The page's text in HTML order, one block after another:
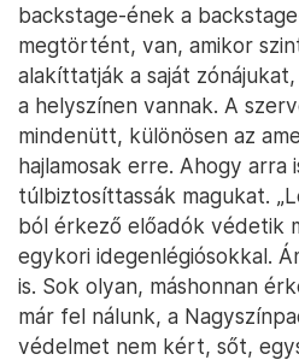
backstage-ének a
megtörtént, van, amikor
alakíttatják a saját
a helyszínen vannak. A
mindenütt, különösen az
hajlamosak erre. Ahogy arra
túlbiztosíttassák magukat.
ból érkező előadók védetik
egykori idegenlégiósokkal.
is. Sok olyan, máshonnan
már fel nálunk, a
védelmet nem kért, sőt,